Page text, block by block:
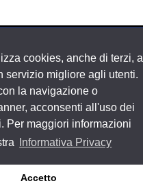
cookies, anche di terzi, al
servizio migliore agli utenti.
la navigazione o
acconsenti all'uso dei
Per maggiori informazioni
Informativa Privacy
Accetto
del Gruppo Feltrinelli S. p. A.